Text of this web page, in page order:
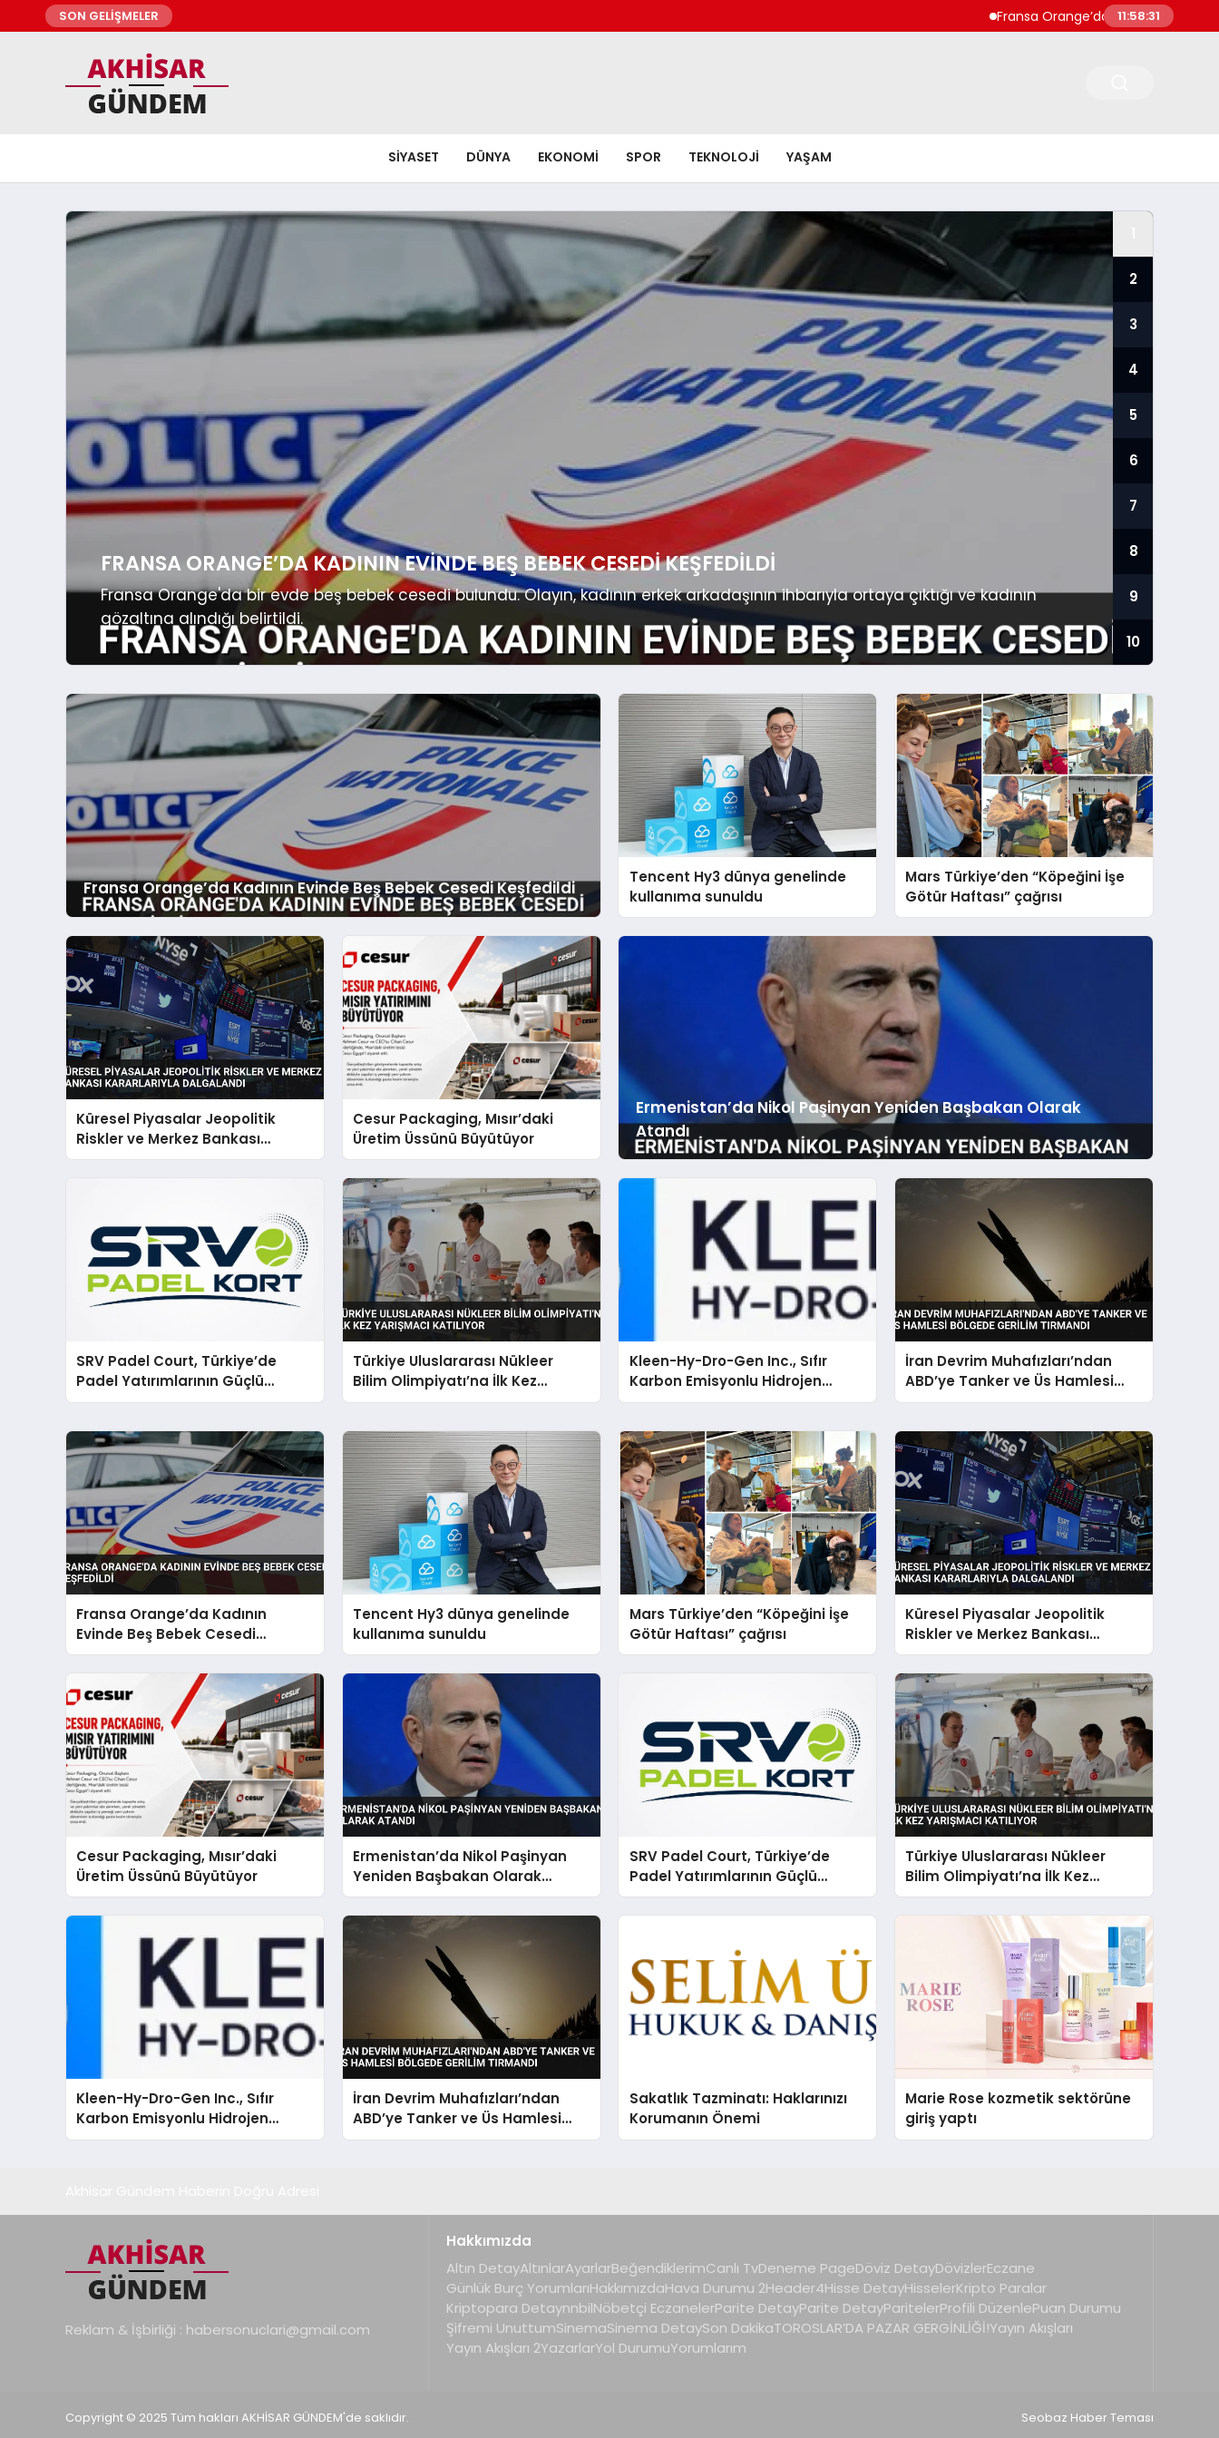
SON GELİŞMELER Fransa Orange’da Kadının Evinde Beş
11:58:32
SIYASET DÜNYA EKONOMI SPOR TEKNOLOJI YAŞAM
FRANSA ORANGE’DA KADININ EVINDE BEŞ BEBEK CESEDI KEŞFEDILDI
Fransa Orange'da bir evde beş bebek cesedi bulundu. Olayın, kadının erkek arkadaşının ihbarıyla ortaya çıktığı ve kadının
gözaltına alındığı belirtildi.
2
3
4
5
6
7
8
9
10
Fransa Orange’da Kadının Evinde Beş Bebek Cesedi Keşfedildi
Tencent Hy3 dünya genelinde
kullanıma sunuldu
Mars Türkiye’den “Köpeğini İşe
Götür Haftası” çağrısı
Küresel Piyasalar Jeopolitik
Riskler ve Merkez Bankası
Kararlarıyla Dalgalandı
Cesur Packaging, Mısır’daki
Üretim Üssünü Büyütüyor
Ermenistan’da Nikol Paşinyan Yeniden Başbakan Olarak
Atandı
SRV Padel Court, Türkiye’de
Padel Yatırımlarının Güçlü
Markası Olmayı Sürdürüyor
Türkiye Uluslararası Nükleer
Bilim Olimpiyatı’na İlk Kez
Yarışmacı Katılıyor
Kleen-Hy-Dro-Gen Inc., Sıfır
Karbon Emisyonlu Hidrojen
Isıtma Teknolojisinde ISO ve
İran Devrim Muhafızları’ndan
ABD’ye Tanker ve Üs Hamlesi
Bölgede Gerilim Tırmandı
Fransa Orange’da Kadının
Evinde Beş Bebek Cesedi
Keşfedildi
Tencent Hy3 dünya genelinde
kullanıma sunuldu
Mars Türkiye’den “Köpeğini İşe
Götür Haftası” çağrısı
Küresel Piyasalar Jeopolitik
Riskler ve Merkez Bankası
Kararlarıyla Dalgalandı
Cesur Packaging, Mısır’daki
Üretim Üssünü Büyütüyor
Ermenistan’da Nikol Paşinyan
Yeniden Başbakan Olarak
Atandı
SRV Padel Court, Türkiye’de
Padel Yatırımlarının Güçlü
Markası Olmayı Sürdürüyor
Türkiye Uluslararası Nükleer
Bilim Olimpiyatı’na İlk Kez
Yarışmacı Katılıyor
Kleen-Hy-Dro-Gen Inc., Sıfır
Karbon Emisyonlu Hidrojen
Isıtma Teknolojisinde ISO ve
İran Devrim Muhafızları’ndan
ABD’ye Tanker ve Üs Hamlesi
Bölgede Gerilim Tırmandı
Sakatlık Tazminatı: Haklarınızı
Korumanın Önemi
Marie Rose kozmetik sektörüne
giriş yaptı
Reklam & İşbirliği : habersonuclari@gmail.com
Hakkımızda
Altın DetayAltınlarAyarlarBeğendiklerimCanlı TvDeneme PageDöviz DetayDövizlerEczane
Günlük Burç YorumlarıHakkımızdaHava Durumu 2Header4Hisse DetayHisselerKripto Paralar
Kriptopara DetaynnbilNöbetçi EczanelerParite DetayParite DetayParitelerProfili DüzenlePuan Durumu
Şifremi UnuttumSinemaSinema DetaySon DakikaTOROSLAR’DA PAZAR GERGİNLİĞİ!Yayın Akışları
Yayın Akışları 2YazarlarYol DurumuYorumlarım
Copyright © 2025 Tüm hakları AKHİSAR GÜNDEM'de saklıdır. Seobaz Haber Teması